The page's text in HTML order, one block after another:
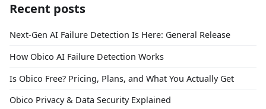
Recent posts
Next-Gen AI Failure Detection Is Here: General Release
How Obico AI Failure Detection Works
Is Obico Free? Pricing, Plans, and What You Actually Get
Obico Privacy & Data Security Explained